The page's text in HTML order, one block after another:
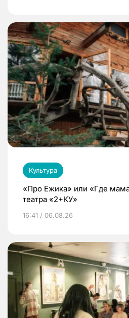
Культура
«Про Ежика» или «Где
театра «2+КУ»
16:41 / 06.08.26